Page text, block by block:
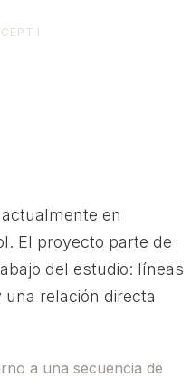
I
en
El proyecto parte de
del estudio: líneas
relación directa
a una secuencia de